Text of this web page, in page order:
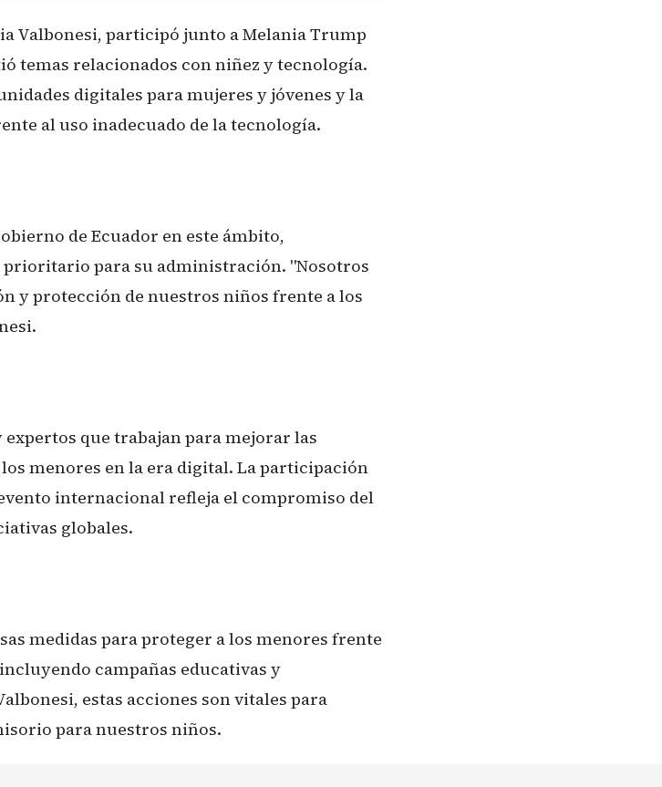
Valbonesi, participó junto a Melania Trump
temas relacionados con niñez y tecnología.
digitales para mujeres y jóvenes y la
al uso inadecuado de la tecnología.
de Ecuador en este ámbito,
para su administración. "Nosotros
y protección de nuestros niños frente a los
que trabajan para mejorar las
menores en la era digital. La participación
internacional refleja el compromiso del
globales.
medidas para proteger a los menores frente
campañas educativas y
estas acciones son vitales para
para nuestros niños.